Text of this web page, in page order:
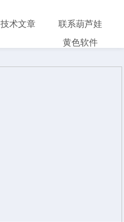
技术文章
联系葫芦娃
黄色软件